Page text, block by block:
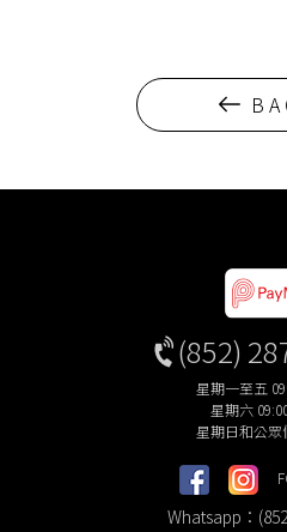
Whatsapp：
(852)
星期一至五
星期六
星期日和公眾